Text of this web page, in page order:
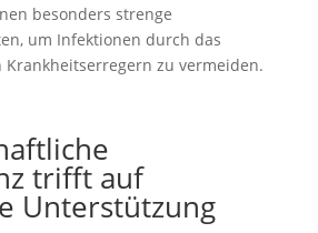
besonders strenge
um Infektionen durch das
Krankheitserregern zu vermeiden.
trifft auf
Unterstützung